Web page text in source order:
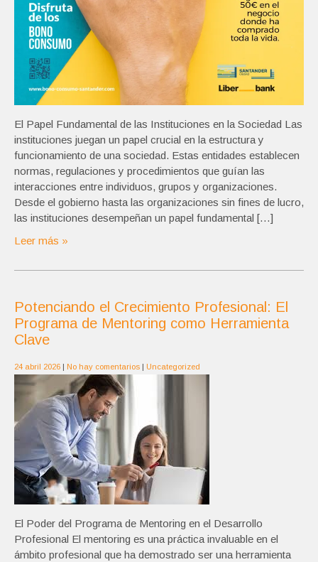
El Papel Fundamental de las Instituciones en la Sociedad Las
instituciones juegan un papel crucial en la estructura y
funcionamiento de una sociedad. Estas entidades establecen
normas, regulaciones y procedimientos que guían las
interacciones entre individuos, grupos y organizaciones.
Desde el gobierno hasta las organizaciones sin fines de lucro,
las instituciones desempeñan un papel fundamental […]
Leer más »
Potenciando el Crecimiento Profesional: El
Programa de Mentoring como Herramienta
Clave
24 abril 2026 | No hay comentarios | Uncategorized
El Poder del Programa de Mentoring en el Desarrollo
Profesional El mentoring es una práctica invaluable en el
ámbito profesional que ha demostrado ser una herramienta